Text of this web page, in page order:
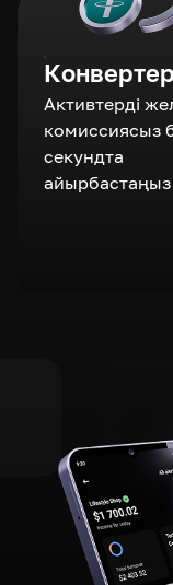
Конвертер
Активтерді
комиссиясыз
секундта
айырбастаңыз